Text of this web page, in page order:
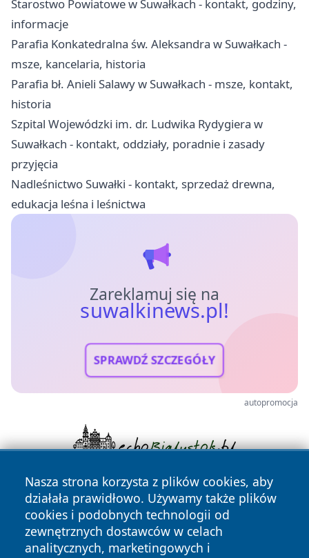
Starostwo Powiatowe w Suwałkach - kontakt, godziny,
informacje
Parafia Konkatedralna św. Aleksandra w Suwałkach -
msze, kancelaria, historia
Parafia bł. Anieli Salawy w Suwałkach - msze, kontakt,
historia
Szpital Wojewódzki im. dr. Ludwika Rydygiera w
Suwałkach - kontakt, oddziały, poradnie i zasady
przyjęcia
Nadleśnictwo Suwałki - kontakt, sprzedaż drewna,
edukacja leśna i leśnictwa
Zareklamuj się na
suwalkinews.pl!
SPRAWDŹ SZCZEGÓŁY
autopromocja
Nasza strona korzysta z plików cookies, aby
działała prawidłowo. Używamy także plików
cookies i podobnych technologii od
zewnętrznych dostawców w celach
analitycznych, marketingowych i